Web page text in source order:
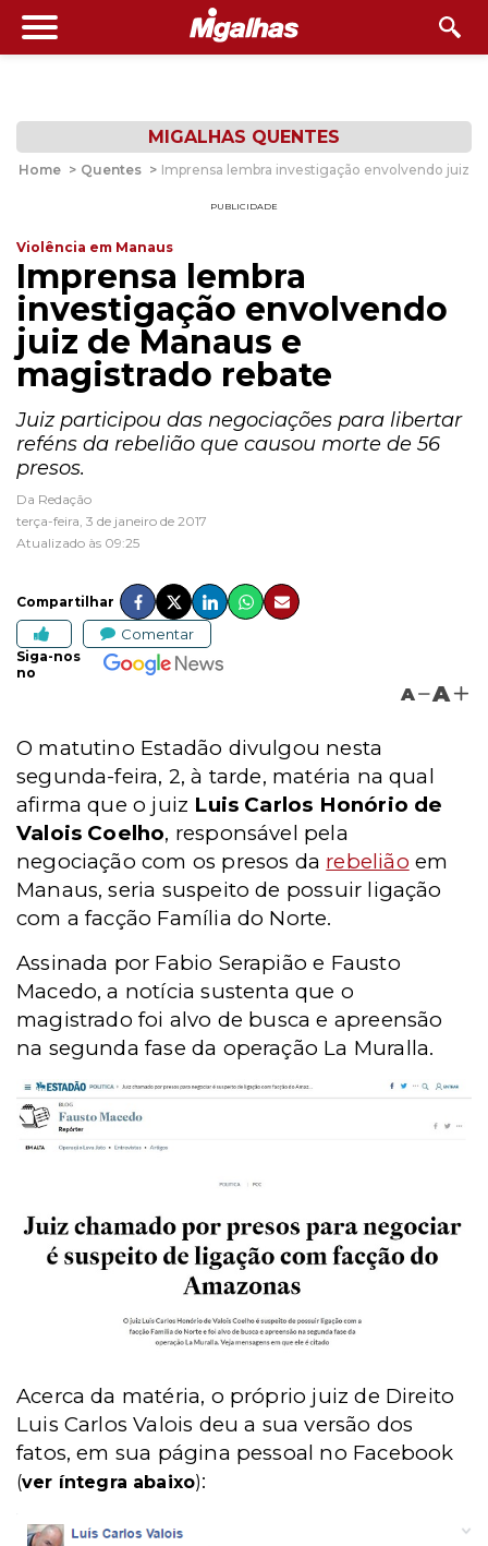
MIGALHAS QUENTES
Home > Quentes > Imprensa lembra investigação envolvendo juiz
PUBLICIDADE
Violência em Manaus
Imprensa lembra
investigação envolvendo
juiz de Manaus e
magistrado rebate
Juiz participou das negociações para libertar
reféns da rebelião que causou morte de 56
presos.
Da Redação
terça-feira, 3 de janeiro de 2017
Atualizado às 09:25
Compartilhar
Comentar
Siga-nos
no
A A
O matutino Estadão divulgou nesta
segunda-feira, 2, à tarde, matéria na qual
afirma que o juiz Luis Carlos Honório de
Valois Coelho, responsável pela
negociação com os presos da rebelião em
Manaus, seria suspeito de possuir ligação
com a facção Família do Norte.
Assinada por Fabio Serapião e Fausto
Macedo, a notícia sustenta que o
magistrado foi alvo de busca e apreensão
na segunda fase da operação La Muralla.
Acerca da matéria, o próprio juiz de Direito
Luis Carlos Valois deu a sua versão dos
fatos, em sua página pessoal no Facebook
(ver íntegra abaixo):